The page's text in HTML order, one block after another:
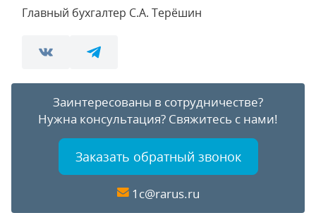
Главный бухгалтер С.А. Терёшин
Заинтересованы в сотрудничестве?
Нужна консультация? Свяжитесь с нами!
Заказать обратный звонок
1c@rarus.ru